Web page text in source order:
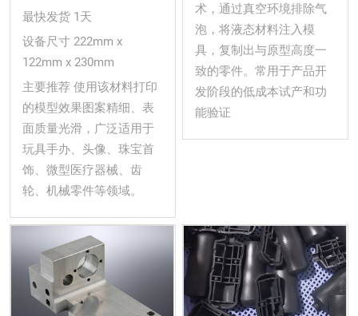
最快发货 1天
设备尺寸 222mm x
122mm x 230mm
主要推荐 使用该材料打印
的模型效果图案精细、表
面质量光滑，广泛适用于
玩具手办、头像、珠宝首
饰、微型医疗器械、齿
轮、机械零件等领域。
术，通过真空环境排除气
泡，将液态材料注入模
具，复制出与原型高度一
致的零件。常用于产品开
发阶段的低成本试产和功
能验证